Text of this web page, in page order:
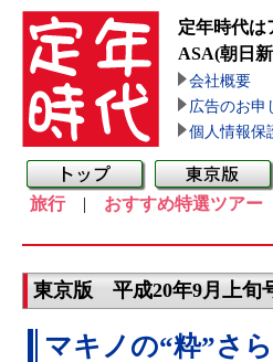
定年時代は
ASA(朝日
会社概要
広告のお申
個人情報保
旅行| おすすめ特選ツアー
東京版 平成20年9月上旬
マキノの“粋”さ